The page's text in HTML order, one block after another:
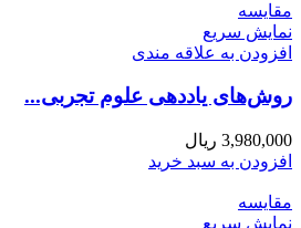
مقايسه
نمایش سریع
افزودن به علاقه مندی
روش‌های یاددهی علوم تجربی...
3,980,000 ریال
افزودن به سبد خرید
مقايسه
نمایش سریع